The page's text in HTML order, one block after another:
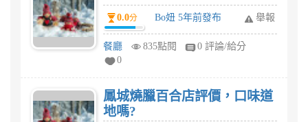
0.0分 Bo妞 5年前發布 舉報
餐廳 835點閱
0 評論/給分
0
鳳城燒臘百合店評價，口味道
地嗎?